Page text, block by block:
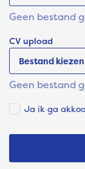
Geen bestand
CV upload
Bestand kiezen
Geen bestand
Ja ik ga